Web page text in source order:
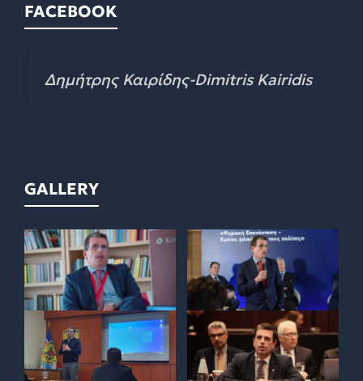
FACEBOOK
Δημήτρης Καιρίδης-Dimitris Kairidis
GALLERY